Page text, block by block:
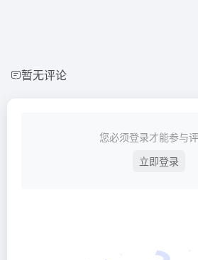
暂无评论
您必须登录才能参与评
立即登录